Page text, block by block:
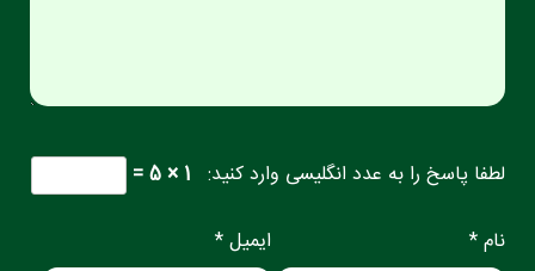
لطفا پاسخ را به عدد انگلیسی وارد کنید: 1 × 5 =
نام * ایمیل *